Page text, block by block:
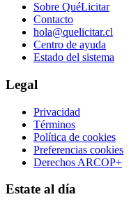
Sobre QuéLicitar
Contacto
hola@quelicitar.cl
Centro de ayuda
Estado del sistema
Legal
Privacidad
Términos
Política de cookies
Preferencias cookies
Derechos ARCOP+
Estate al día